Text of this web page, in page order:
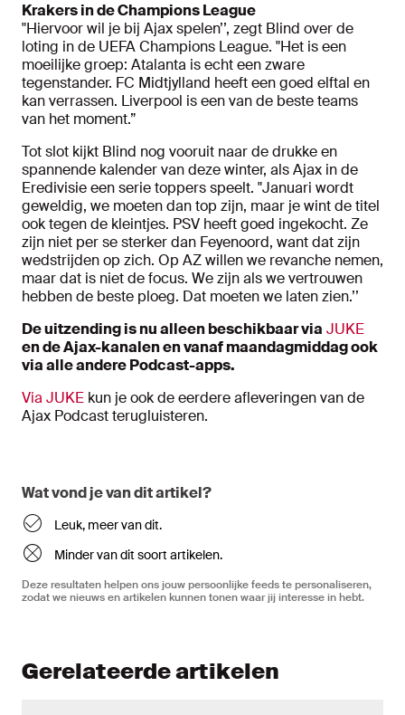
Krakers in de Champions League
"Hiervoor wil je bij Ajax spelen’’, zegt Blind over de
loting in de UEFA Champions League. "Het is een
moeilijke groep: Atalanta is echt een zware
tegenstander. FC Midtjylland heeft een goed elftal en
kan verrassen. Liverpool is een van de beste teams
van het moment.”
Tot slot kijkt Blind nog vooruit naar de drukke en
spannende kalender van deze winter, als Ajax in de
Eredivisie een serie toppers speelt. "Januari wordt
geweldig, we moeten dan top zijn, maar je wint de titel
ook tegen de kleintjes. PSV heeft goed ingekocht. Ze
zijn niet per se sterker dan Feyenoord, want dat zijn
wedstrijden op zich. Op AZ willen we revanche nemen,
maar dat is niet de focus. We zijn als we vertrouwen
hebben de beste ploeg. Dat moeten we laten zien.’’
De uitzending is nu alleen beschikbaar via JUKE
en de Ajax-kanalen en vanaf maandagmiddag ook
via alle andere Podcast-apps.
Via JUKE kun je ook de eerdere afleveringen van de
Ajax Podcast terugluisteren.
Wat vond je van dit artikel?
Leuk, meer van dit.
Minder van dit soort artikelen.
Deze resultaten helpen ons jouw persoonlijke feeds te personaliseren,
zodat we nieuws en artikelen kunnen tonen waar jij interesse in hebt.
Gerelateerde artikelen